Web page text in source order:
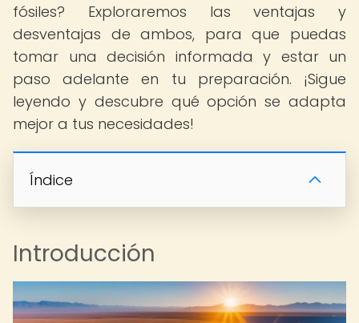
fósiles? Exploraremos las ventajas y
desventajas de ambos, para que puedas
tomar una decisión informada y estar un
paso adelante en tu preparación. ¡Sigue
leyendo y descubre qué opción se adapta
mejor a tus necesidades!
Índice
Introducción